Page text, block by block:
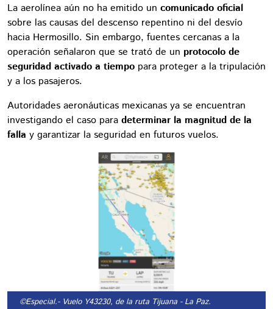
La aerolínea aún no ha emitido un comunicado oficial
sobre las causas del descenso repentino ni del desvío
hacia Hermosillo. Sin embargo, fuentes cercanas a la
operación señalaron que se trató de un protocolo de
seguridad activado a tiempo para proteger a la tripulación
y a los pasajeros.
Autoridades aeronáuticas mexicanas ya se encuentran
investigando el caso para determinar la magnitud de la
falla y garantizar la seguridad en futuros vuelos.
©Especial.- Vuelo Y43230, de la ruta Tijuana - La Paz.